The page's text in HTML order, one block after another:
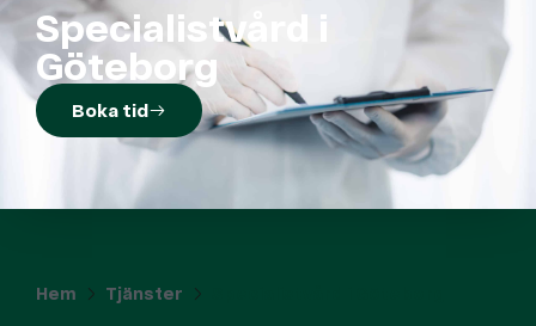
Specialistvård i
Göteborg
Boka tid
Hem Tjänster